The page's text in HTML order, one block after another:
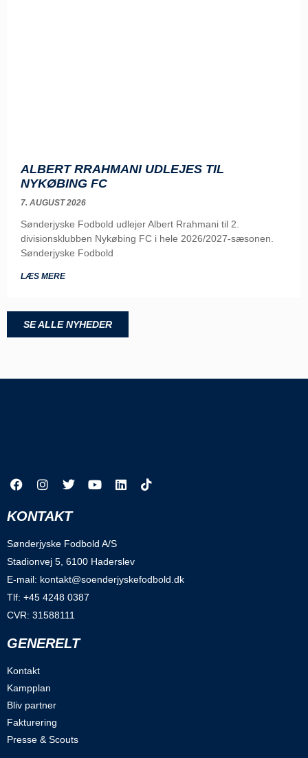
ALBERT RRAHMANI UDLEJES TIL
NYKØBING FC
7. AUGUST 2026
Sønderjyske Fodbold udlejer Albert Rrahmani til 2.
divisionsklubben Nykøbing FC i hele 2026/2027-sæsonen.
Sønderjyske Fodbold
LÆS MERE
SE ALLE NYHEDER
KONTAKT
Sønderjyske Fodbold A/S
Stadionvej 5, 6100 Haderslev
E-mail: kontakt@soenderjyskefodbold.dk
Tlf: +45 4248 0387
CVR: 31588111
GENERELT
Kontakt
Kampplan
Bliv partner
Fakturering
Presse & Scouts